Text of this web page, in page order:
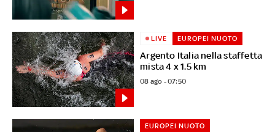
Argento Italia nella staffetta
mista 4 x 1.5 km
LIVE EUROPEI NUOTO
08 ago - 07:50
EUROPEI NUOTO